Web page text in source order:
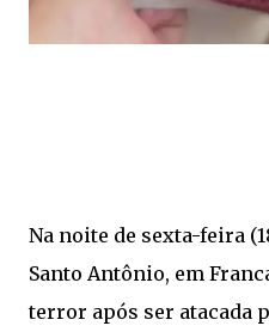
Na noite de sexta-feira
Santo Antônio, em
terror após ser atacada